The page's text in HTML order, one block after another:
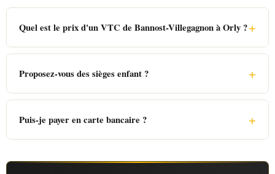
Quel est le prix d'un VTC de Bannost-Villegagnon à Orly ?+
Proposez-vous des sièges enfant ? +
Puis-je payer en carte bancaire ? +